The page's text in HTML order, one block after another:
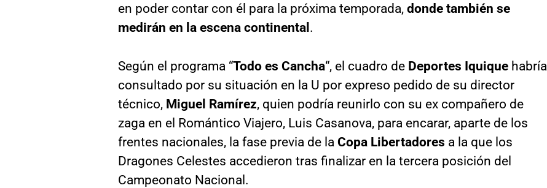
en poder contar con él para la próxima temporada, donde también se
medirán en la escena continental .
Según el programa “Todo es Cancha“, el cuadro de Deportes Iquique habría
consultado por su situación en la U por expreso pedido de su director
técnico, Miguel Ramírez, quien podría reunirlo con su ex compañero de
zaga en el Romántico Viajero, Luis Casanova, para encarar, aparte de los
frentes nacionales, la fase previa de la Copa Libertadores a la que los
Dragones Celestes accedieron tras finalizar en la tercera posición del
Campeonato Nacional.